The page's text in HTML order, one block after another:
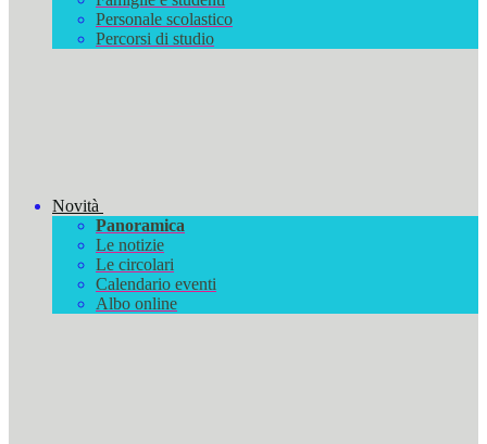
Personale scolastico
Percorsi di studio
Novità
Panoramica
Le notizie
Le circolari
Calendario eventi
Albo online